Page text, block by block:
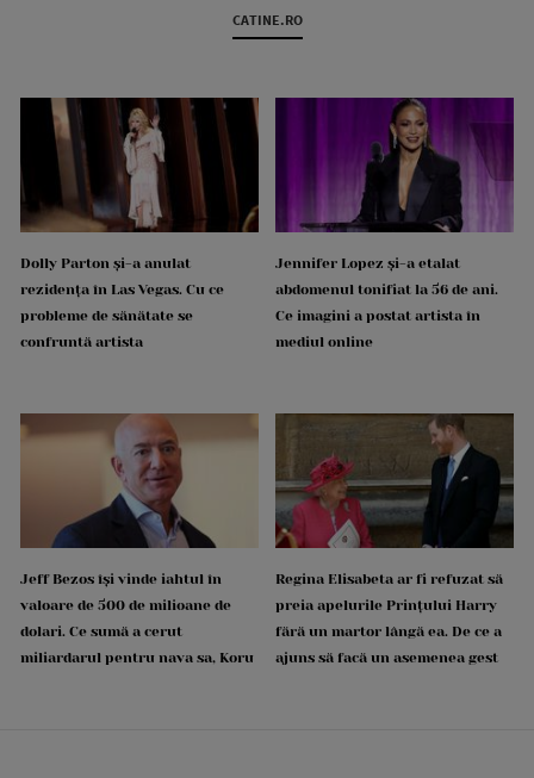
CATINE.RO
Dolly Parton și-a anulat
rezidența în Las Vegas. Cu ce
probleme de sănătate se
confruntă artista
Jennifer Lopez și-a etalat
abdomenul tonifiat la 56 de ani.
Ce imagini a postat artista în
mediul online
Jeff Bezos își vinde iahtul în
valoare de 500 de milioane de
dolari. Ce sumă a cerut
miliardarul pentru nava sa, Koru
Regina Elisabeta ar fi refuzat să
preia apelurile Prințului Harry
fără un martor lângă ea. De ce a
ajuns să facă un asemenea gest